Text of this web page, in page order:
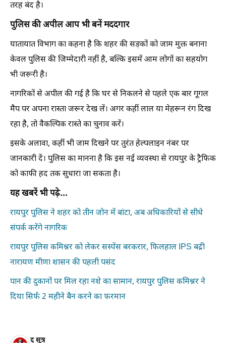
तरह बंद है।
पुलिस की अपील आप भी बनें मददगार
यातायात विभाग का कहना है कि शहर की सड़कों को जाम मुक्त बनाना
केवल पुलिस की जिम्मेदारी नहीं है, बल्कि इसमें आम लोगों का सहयोग
भी जरूरी है।
नागरिकों से अपील की गई है कि घर से निकलने से पहले एक बार गूगल
मैप पर अपना रास्ता जरूर देख लें। अगर कहीं लाल या मेहरून रंग दिख
रहा है, तो वैकल्पिक रास्ते का चुनाव करें।
इसके अलावा, कहीं भी जाम दिखने पर तुरंत हेल्पलाइन नंबर पर
जानकारी दें। पुलिस का मानना है कि इस नई व्यवस्था से रायपुर के ट्रैफिक
को काफी हद तक सुधारा जा सकता है।
यह खबरें भी पढ़े...
रायपुर पुलिस ने शहर को तीन जोन में बांटा, अब अधिकारियों से सीधे
संपर्क करेंगे नागरिक
रायपुर पुलिस कमिश्नर को लेकर सस्पेंस बरकरार, फिलहाल IPS बद्री
नारायण मीणा शासन की पहली पसंद
पान की दुकानों पर मिल रहा नशे का सामान, रायपुर पुलिस कमिश्नर ने
दिया सिर्फ 2 महीने बैन करने का फरमान
द सूत्र